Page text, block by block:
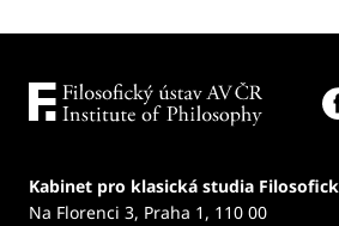
Kabinet pro klasická studia
Na Florenci 3, Praha 1, 110 00